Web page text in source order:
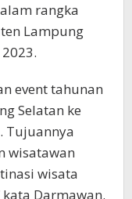
rangka
Lampung
event tahunan
Selatan ke
Tujuannya
wisatawan
wisata
Darmawan.